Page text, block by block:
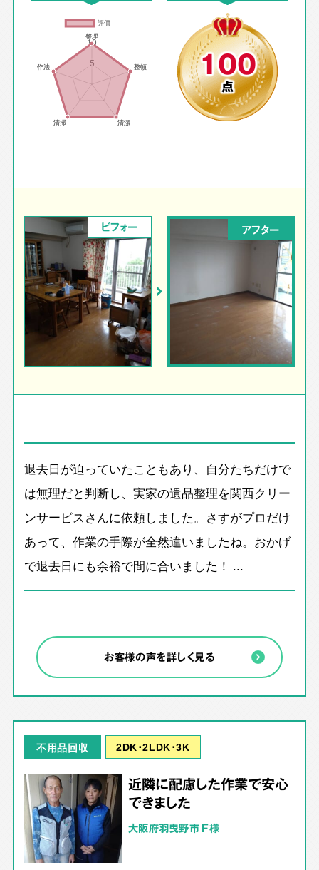
100
点
ビフォー アフター
退去日が迫っていたこともあり、自分たちだけで
は無理だと判断し、実家の遺品整理を関西クリー
ンサービスさんに依頼しました。さすがプロだけ
あって、作業の手際が全然違いましたね。おかげ
で退去日にも余裕で間に合いました！ ...
お客様の声を詳しく見る
不用品回収 2DK･2LDK･3K
近隣に配慮した作業で安心
できました
大阪府羽曳野市 F様